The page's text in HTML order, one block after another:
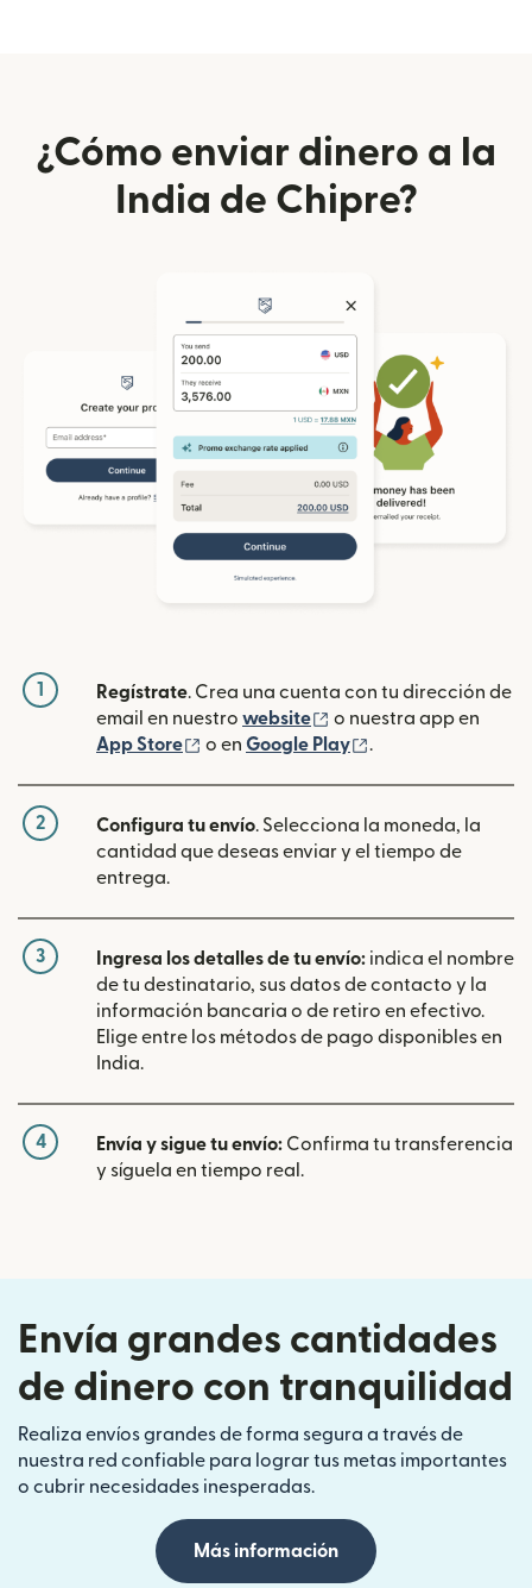
¿Cómo enviar dinero a la
India de Chipre?
1 Regístrate. Crea una cuenta con tu dirección de
email en nuestro website (se abre en una
o nuestra app en
App Store
(se abre en una ventana nueva)
o en Google Play (se abre en una
.
2 Configura tu envío. Selecciona la moneda, la
cantidad que deseas enviar y el tiempo de
entrega.
3 Ingresa los detalles de tu envío: indica el nombre
de tu destinatario, sus datos de contacto y la
información bancaria o de retiro en efectivo.
Elige entre los métodos de pago disponibles en
India.
4 Envía y sigue tu envío: Confirma tu transferencia
y síguela en tiempo real.
Envía grandes cantidades
de dinero con tranquilidad
Realiza envíos grandes de forma segura a través de
nuestra red confiable para lograr tus metas importantes
o cubrir necesidades inesperadas.
Más información